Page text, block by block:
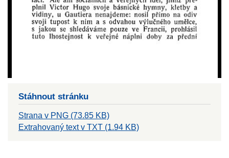
Stáhnout stránku
Strana v PNG (73.85 KB)
Extrahovaný text v TXT (1.94 KB)